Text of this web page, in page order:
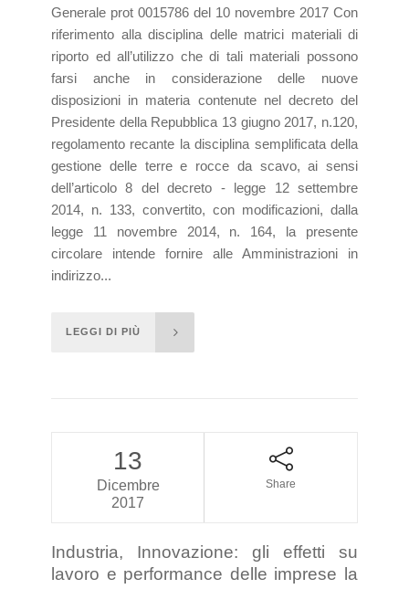
Generale prot 0015786 del 10 novembre 2017 Con
riferimento alla disciplina delle matrici materiali di
riporto ed all’utilizzo che di tali materiali possono
farsi anche in considerazione delle nuove
disposizioni in materia contenute nel decreto del
Presidente della Repubblica 13 giugno 2017, n.120,
regolamento recante la disciplina semplificata della
gestione delle terre e rocce da scavo, ai sensi
dell’articolo 8 del decreto - legge 12 settembre
2014, n. 133, convertito, con modificazioni, dalla
legge 11 novembre 2014, n. 164, la presente
circolare intende fornire alle Amministrazioni in
indirizzo...
LEGGI DI PIÙ
13
Dicembre
2017
Share
Industria, Innovazione: gli effetti su
lavoro e performance delle imprese la